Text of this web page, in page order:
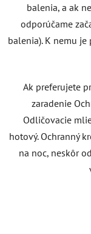
balenia, a ak
odporúčame
balenia). K nemu
Ak preferujete
zaradenie
Odličovacie
hotový. Ochranný
na noc, neskôr